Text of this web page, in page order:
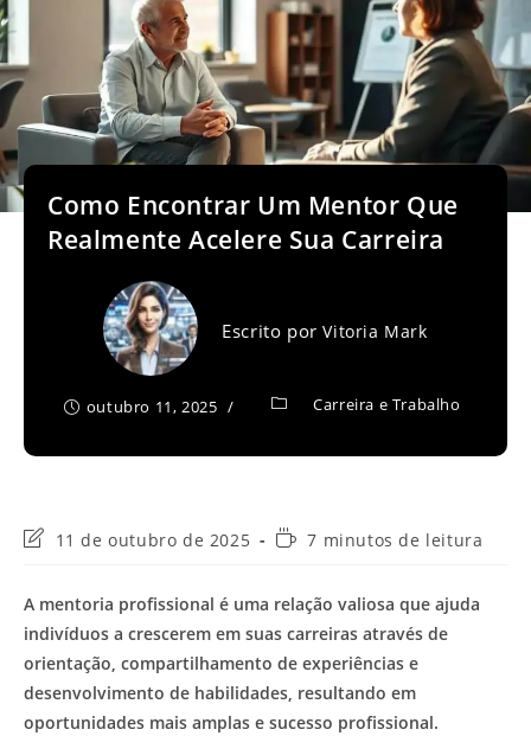
Como Encontrar Um Mentor Que
Realmente Acelere Sua Carreira
Escrito porVitoria Mark
outubro 11, 2025 Carreira e Trabalho
Última
post:
11 de outubro de 2025
Tempo7 minutos de leitura
A mentoria profissional é uma relação valiosa que ajuda
indivíduos a crescerem em suas carreiras através de
orientação, compartilhamento de experiências e
desenvolvimento de habilidades, resultando em
oportunidades mais amplas e sucesso profissional.